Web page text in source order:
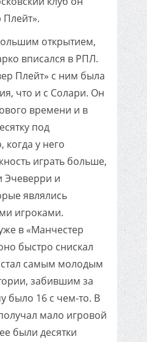
открытием,
вписался в РПЛ.
Плейт» с ним была
что и с Солари. Он
времени и в
под
у него
играть больше,
Эчеверри и
являлись
игроками.
в «Манчестер
быстро снискал
стал самым молодым
забившим за
было 16 с чем-то. В
мало игровой
были десятки